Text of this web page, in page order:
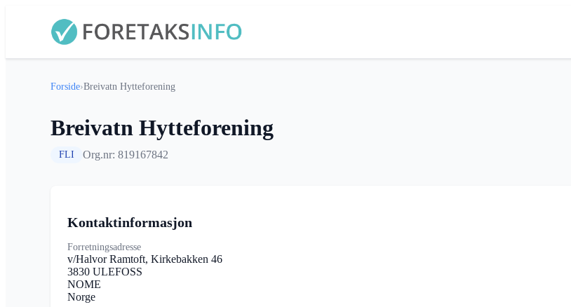
Forside›Breivatn Hytteforening
Breivatn Hytteforening
FLI Org.nr: 819167842
Kontaktinformasjon
Forretningsadresse
v/Halvor Ramtoft, Kirkebakken 46
3830 ULEFOSS
NOME
Norge